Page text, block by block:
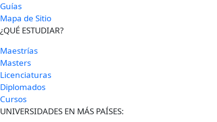
Guías
Mapa de Sitio
¿QUÉ ESTUDIAR?
Maestrías
Masters
Licenciaturas
Diplomados
Cursos
UNIVERSIDADES EN MÁS PAÍSES: